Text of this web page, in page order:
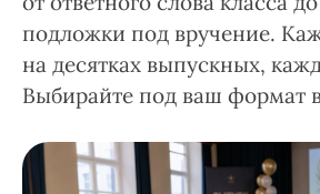
подложки под вручение.
на десятках выпускных,
Выбирайте под ваш формат